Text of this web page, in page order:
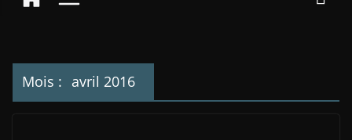
Mois : avril 2016